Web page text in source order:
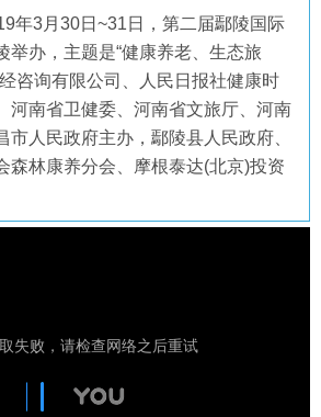
年3月30日~31日，第二届鄢陵国际
举办，主题是“健康养老、生态旅
咨询有限公司、人民日报社健康时
河南省卫健委、河南省文旅厅、河南
市人民政府主办，鄢陵县人民政府、
森林康养分会、摩根泰达(北京)投资